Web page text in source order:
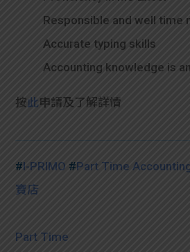
Responsible and well time
Accurate typing skills
Accounting knowledge is
按此申請及了解詳情
#I-PRIMO #Part Time
寶店
Part Time